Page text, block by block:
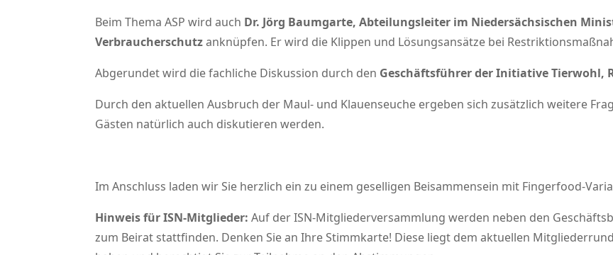
Beim Thema ASP wird auch Dr. Jörg Baumgarte, Abteilungsleiter im Niedersächsischen
Verbraucherschutzanknüpfen. Er wird die Klippen und Lösungsansätze bei
Abgerundet wird die fachliche Diskussion durch den Geschäftsführer der Initiative Tierwohl,
Durch den aktuellen Ausbruch der Maul- und Klauenseuche ergeben sich zusätzlich weitere
Gästen natürlich auch diskutieren werden.
Im Anschluss laden wir Sie herzlich ein zu einem geselligen Beisammensein mit Fingerfood-
Hinweis für ISN-Mitglieder: Auf der ISN‐Mitgliederversammlung werden neben den
zum Beirat stattfinden. Denken Sie an Ihre Stimmkarte! Diese liegt dem aktuellen